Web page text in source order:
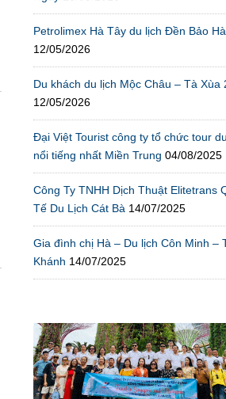
Petrolimex Hà Tây du lịch Đền Bảo Hà
12/05/2026
Du khách du lịch Mộc Châu – Tà Xùa
12/05/2026
Đại Việt Tourist công ty tổ chức tour
nổi tiếng nhất Miền Trung 04/08/2025
Công Ty TNHH Dịch Thuật Elitetrans
Tế Du Lịch Cát Bà 14/07/2025
Gia đình chị Hà – Du lịch Côn Minh –
Khánh 14/07/2025